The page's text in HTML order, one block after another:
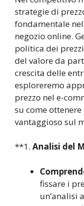
strategie di
fondamentale
negozio online.
politica dei
del valore da
crescita delle
esploreremo
prezzo nel e-
su come
vantaggioso sul
**1. Analisi del
fissare i
un’analisi